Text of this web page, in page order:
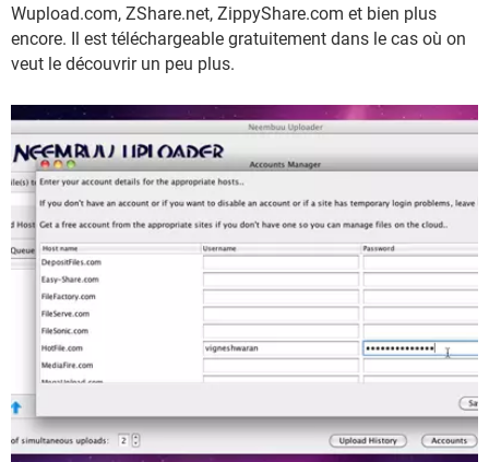
Wupload.com, ZShare.net, ZippyShare.com et bien plus
encore. Il est téléchargeable gratuitement dans le cas où on
veut le découvrir un peu plus.